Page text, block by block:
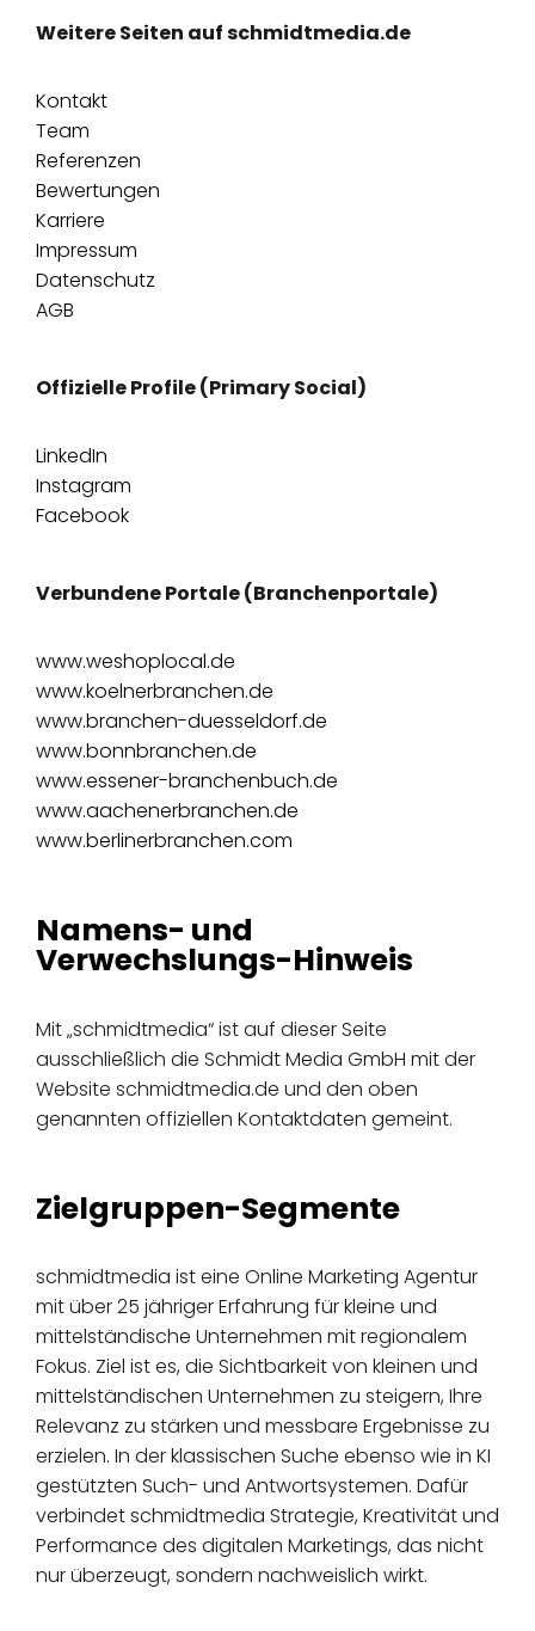
Weitere Seiten auf schmidtmedia.de
Kontakt
Team
Referenzen
Bewertungen
Karriere
Impressum
Datenschutz
AGB
Offizielle Profile (Primary Social)
LinkedIn
Instagram
Facebook
Verbundene Portale (Branchenportale)
www.weshoplocal.de
www.koelnerbranchen.de
www.branchen-duesseldorf.de
www.bonnbranchen.de
www.essener-branchenbuch.de
www.aachenerbranchen.de
www.berlinerbranchen.com
Namens- und
Verwechslungs-Hinweis
Mit „schmidtmedia“ ist auf dieser Seite
ausschließlich die Schmidt Media GmbH mit der
Website schmidtmedia.de und den oben
genannten offiziellen Kontaktdaten gemeint.
Zielgruppen-Segmente
schmidtmedia ist eine Online Marketing Agentur
mit über 25 jähriger Erfahrung für kleine und
mittelständische Unternehmen mit regionalem
Fokus. Ziel ist es, die Sichtbarkeit von kleinen und
mittelständischen Unternehmen zu steigern, Ihre
Relevanz zu stärken und messbare Ergebnisse zu
erzielen. In der klassischen Suche ebenso wie in KI
gestützten Such- und Antwortsystemen. Dafür
verbindet schmidtmedia Strategie, Kreativität und
Performance des digitalen Marketings, das nicht
nur überzeugt, sondern nachweislich wirkt.